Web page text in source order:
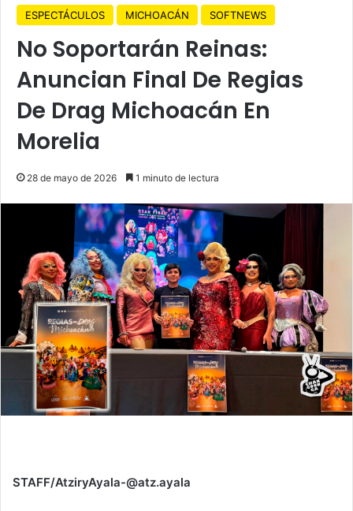
ESPECTÁCULOS MICHOACÁN SOFTNEWS
No Soportarán Reinas:
Anuncian Final De Regias
De Drag Michoacán En
Morelia
28 de mayo de 2026 1 minuto de lectura
STAFF/AtziryAyala-@atz.ayala